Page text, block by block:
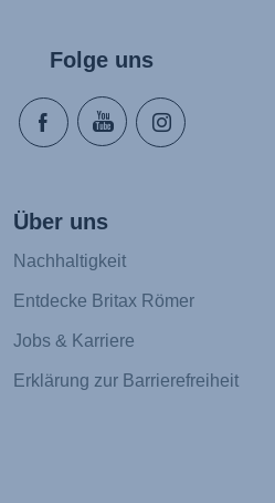
Folge uns
Über uns
Nachhaltigkeit
Entdecke Britax Römer
Jobs & Karriere
Erklärung zur Barrierefreiheit